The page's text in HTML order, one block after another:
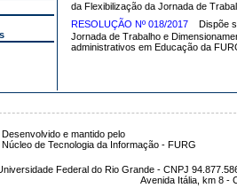
da Flexibilização da Jornada de
RESOLUÇÃO Nº 018/2017
Dispõe
Jornada de Trabalho e
administrativos em Educação da
Desenvolvido e mantido pelo
Núcleo de Tecnologia da Informação - FURG
Federal do Rio Grande - CNPJ
Avenida Itália, km 8 -